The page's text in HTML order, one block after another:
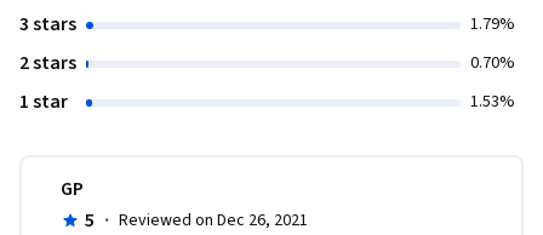
3 stars 1.79%
2 stars 0.70%
1 star 1.53%
GP
5 · Reviewed on Dec 26, 2021